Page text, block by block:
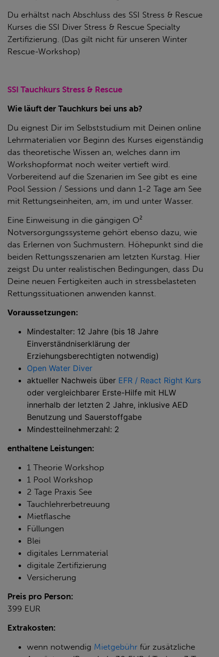
Du erhältst nach Abschluss des SSI Stress & Rescue
Kurses die SSI Diver Stress & Rescue Specialty
Zertifizierung. (Das gilt nicht für unseren Winter
Rescue-Workshop)
SSI Tauchkurs Stress & Rescue
Wie läuft der Tauchkurs bei uns ab?
Du eignest Dir im Selbststudium mit Deinen online
Lehrmaterialien vor Beginn des Kurses eigenständig
das theoretische Wissen an, welches dann im
Workshopformat noch weiter vertieft wird.
Vorbereitend auf die Szenarien im See gibt es eine
Pool Session / Sessions und dann 1-2 Tage am See
mit Rettungseinheiten, am, im und unter Wasser.
Eine Einweisung in die gängigen O²
Notversorgungssysteme gehört ebenso dazu, wie
das Erlernen von Suchmustern. Höhepunkt sind die
beiden Rettungsszenarien am letzten Kurstag. Hier
zeigst Du unter realistischen Bedingungen, dass Du
Deine neuen Fertigkeiten auch in stressbelasteten
Rettungssituationen anwenden kannst.
Voraussetzungen:
Mindestalter: 12 Jahre (bis 18 Jahre
Einverständniserklärung der
Erziehungsberechtigten notwendig)
Open Water Diver
aktueller Nachweis über EFR / React Right Kurs
oder vergleichbarer Erste-Hilfe mit HLW
innerhalb der letzten 2 Jahre, inklusive AED
Benutzung und Sauerstoffgabe
Mindestteilnehmerzahl: 2
enthaltene Leistungen:
1 Theorie Workshop
1 Pool Workshop
2 Tage Praxis See
Tauchlehrerbetreuung
Mietflasche
Füllungen
Blei
digitales Lernmaterial
digitale Zertifizierung
Versicherung
Preis pro Person:
399 EUR
Extrakosten:
wenn notwendig Mietgebühr für zusätzliche